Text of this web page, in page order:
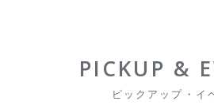
PICKUP &
ピックアップ・イ